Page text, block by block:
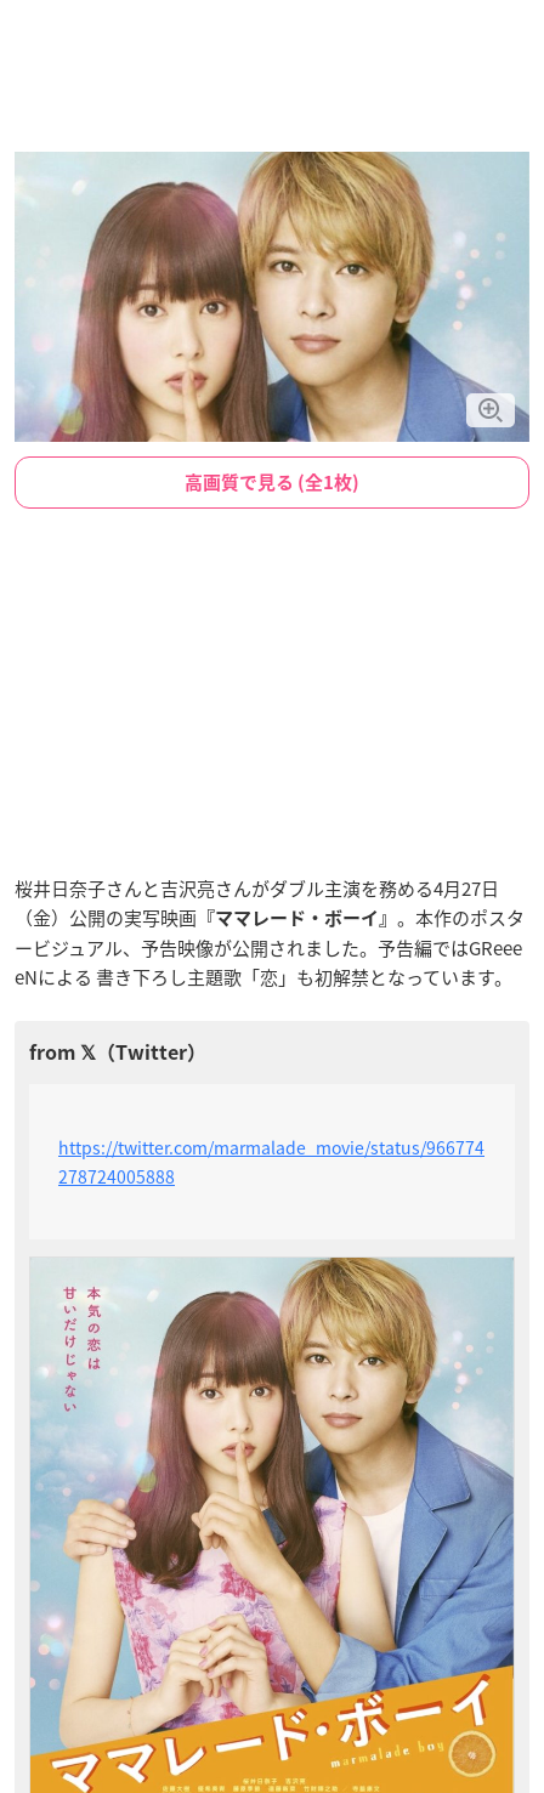
高画質で見る (全1枚)
桜井日奈子さんと吉沢亮さんがダブル主演を務める4月27日
（金）公開の実写映画 『ママレード・ボーイ』 。本作のポスタ
ービジュアル、予告映像が公開されました。予告編ではGReee
eNによる 書き下ろし主題歌「恋」も初解禁となっています。
https://twitter.com/marmalade_movie/status/966774
278724005888